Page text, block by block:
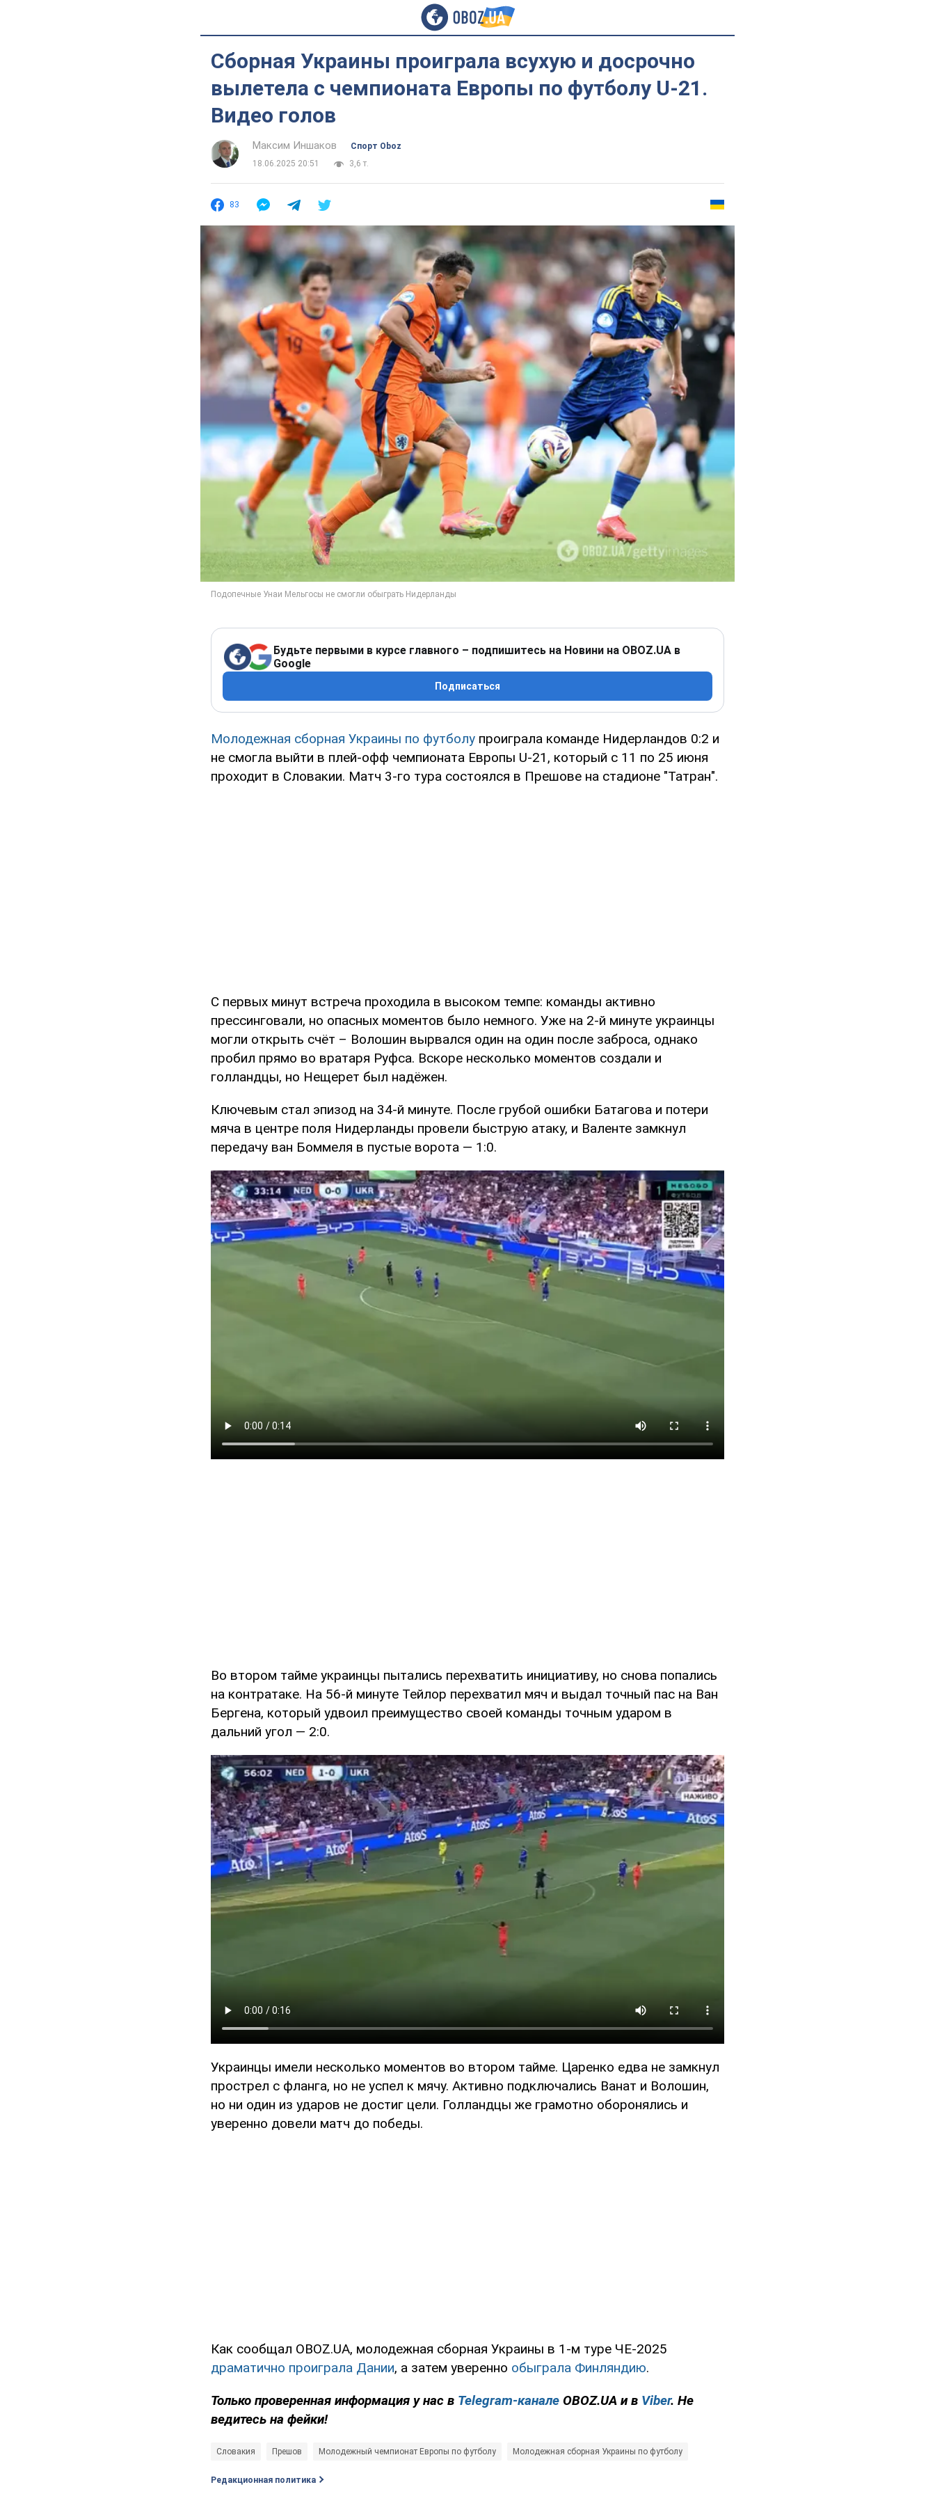
Сборная Украины проиграла всухую и досрочно
вылетела с чемпионата Европы по футболу U-21.
Видео голов
Максим Иншаков
Спорт Oboz
18.06.2025 20:51
3,6 т.
83
Будьте первыми в курсе главного – подпишитесь на Новини на OBOZ.UA в
Google
Подписаться
Молодежная сборная Украины по футболу проиграла команде Нидерландов 0:2 и
не смогла выйти в плей-офф чемпионата Европы U-21, который с 11 по 25 июня
проходит в Словакии. Матч 3-го тура состоялся в Прешове на стадионе "Татран".
С первых минут встреча проходила в высоком темпе: команды активно
прессинговали, но опасных моментов было немного. Уже на 2-й минуте украинцы
могли открыть счёт – Волошин вырвался один на один после заброса, однако
пробил прямо во вратаря Руфса. Вскоре несколько моментов создали и
голландцы, но Нещерет был надёжен.
Ключевым стал эпизод на 34-й минуте. После грубой ошибки Батагова и потери
мяча в центре поля Нидерланды провели быструю атаку, и Валенте замкнул
передачу ван Боммеля в пустые ворота — 1:0.
Во втором тайме украинцы пытались перехватить инициативу, но снова попались
на контратаке. На 56-й минуте Тейлор перехватил мяч и выдал точный пас на Ван
Бергена, который удвоил преимущество своей команды точным ударом в
дальний угол — 2:0.
Украинцы имели несколько моментов во втором тайме. Царенко едва не замкнул
прострел с фланга, но не успел к мячу. Активно подключались Ванат и Волошин,
но ни один из ударов не достиг цели. Голландцы же грамотно оборонялись и
уверенно довели матч до победы.
Как сообщал OBOZ.UA, молодежная сборная Украины в 1-м туре ЧЕ-2025
драматично проиграла Дании, а затем уверенно обыграла Финляндию.
Только проверенная информация у нас в Telegram-канале OBOZ.UA и в Viber. Не
ведитесь на фейки!
Словакия Прешов Молодежный чемпионат Европы по футболу Молодежная сборная Украины по футболу
Редакционная политика